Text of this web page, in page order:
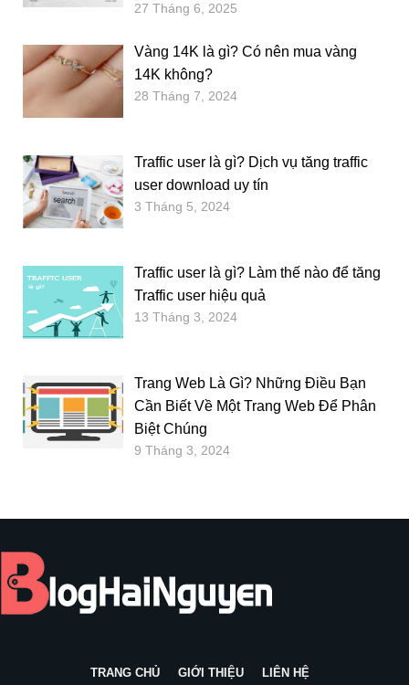
27 Tháng 6, 2025
Vàng 14K là gì? Có nên mua vàng
14K không?
28 Tháng 7, 2024
Traffic user là gì? Dịch vụ tăng traffic
user download uy tín
3 Tháng 5, 2024
Traffic user là gì? Làm thế nào để tăng
Traffic user hiệu quả
13 Tháng 3, 2024
Trang Web Là Gì? Những Điều Bạn
Cần Biết Về Một Trang Web Để Phân
Biệt Chúng
9 Tháng 3, 2024
TRANG CHỦ GIỚI THIỆU LIÊN HỆ